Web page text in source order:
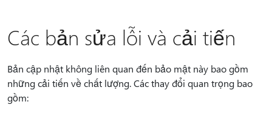
Các bản sửa lỗi và cải tiến
Bản cập nhật không liên quan đến bảo mật này bao gồm
những cải tiến về chất lượng. Các thay đổi quan trọng bao
gồm: